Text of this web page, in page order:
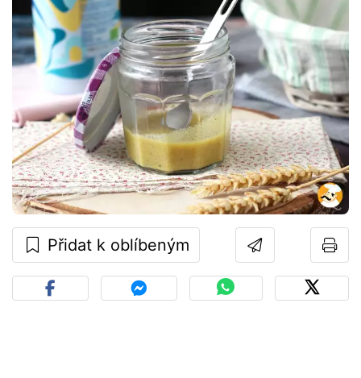
Přidat k oblíbeným